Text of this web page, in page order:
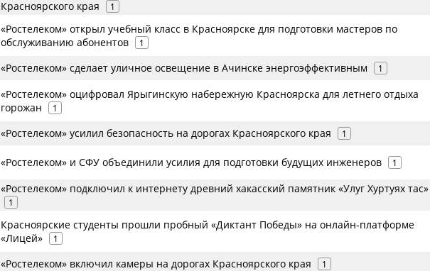
Красноярского края
1
«Ростелеком» открыл учебный класс в Красноярске для подготовки мастеров по
обслуживанию абонентов
1
«Ростелеком» сделает уличное освещение в Ачинске энергоэффективным 1
«Ростелеком» оцифровал Ярыгинскую набережную Красноярска для летнего отдыха
горожан
1
«Ростелеком» усилил безопасность на дорогах Красноярского края 1
«Ростелеком» и СФУ объединили усилия для подготовки будущих инженеров 1
«Ростелеком» подключил к интернету древний хакасский памятник «Улуг Хуртуях тас»
1
Красноярские студенты прошли пробный «Диктант Победы» на онлайн-платформе
«Лицей»
1
«Ростелеком» включил камеры на дорогах Красноярского края 1